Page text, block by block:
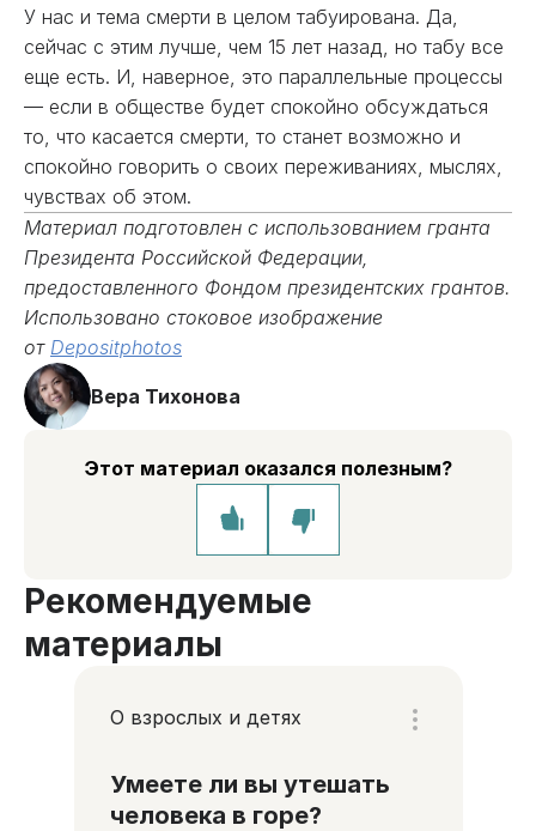
У нас и тема смерти в целом табуирована. Да,
сейчас с этим лучше, чем 15 лет назад, но табу все
еще есть. И, наверное, это параллельные процессы
— если в обществе будет спокойно обсуждаться
то, что касается смерти, то станет возможно и
спокойно говорить о своих переживаниях, мыслях,
чувствах об этом.
Материал подготовлен с использованием гранта
Президента Российской Федерации,
предоставленного Фондом президентских грантов.
Использовано стоковое изображение
от Depositphotos
Вера Тихонова
Этот материал оказался полезным?
Рекомендуемые
материалы
О взрослых и детях
Умеете ли вы утешать
человека в горе?